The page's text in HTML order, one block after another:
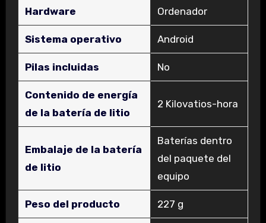
Hardware Ordenador
Sistema operativo ‎Android
Pilas incluidas ‎No
Contenido de energía
de la batería de litio
‎2 Kilovatios-hora
Embalaje de la batería
de litio
‎Baterías dentro
del paquete del
equipo
Peso del producto ‎227 g